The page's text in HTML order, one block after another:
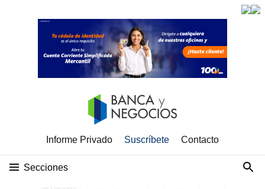
Informe Privado Suscríbete Contacto
Secciones